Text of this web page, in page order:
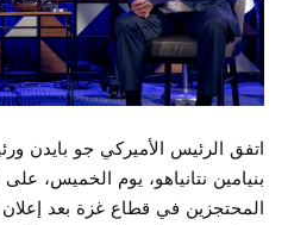
اتفق الرئيس الأميركي جو بايدن
بنيامين نتانياهو، يوم الخميس،
المحتجزين في قطاع غزة بعد إعلان